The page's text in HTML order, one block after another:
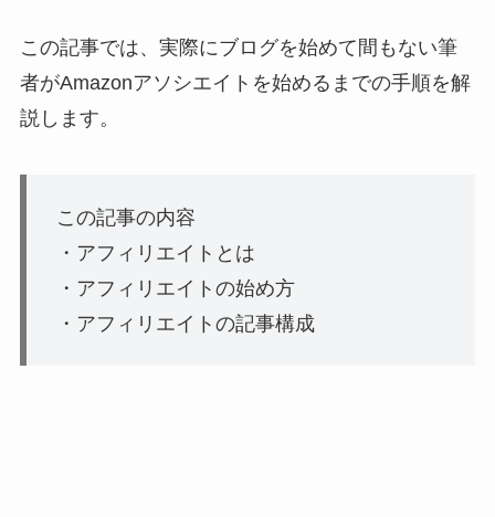
この記事では、実際にブログを始めて間もない筆
者がAmazonアソシエイトを始めるまでの手順を解
説します。
この記事の内容
・アフィリエイトとは
・アフィリエイトの始め方
・アフィリエイトの記事構成